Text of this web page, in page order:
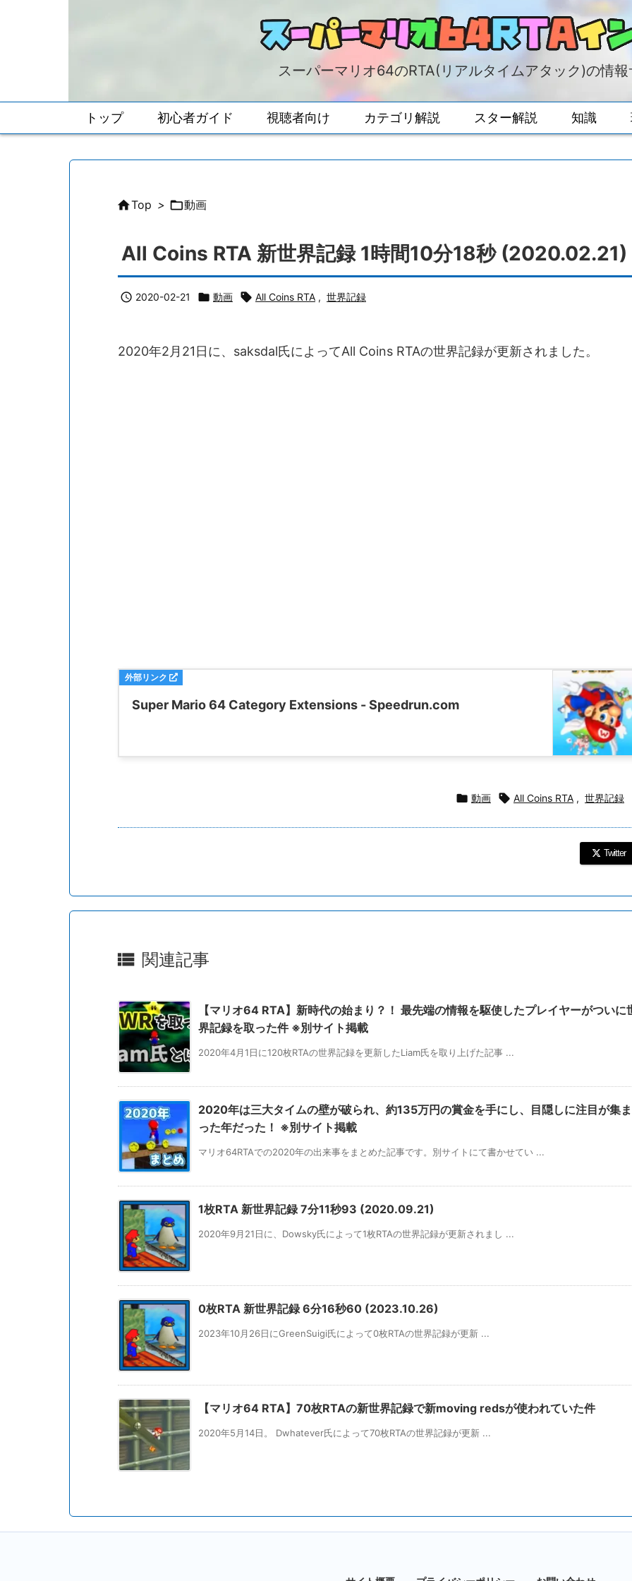
スーパーマリオ64のRTA(リアルタイムアタック)の情報
トップ 初心者ガイド 視聴者向け カテゴリ解説 スター解説 知識
Top > 動画
All Coins RTA 新世界記録 1時間10分18秒 (2020.02.21)
 2020-02-21  動画  All Coins RTA , 世界記録
2020年2月21日に、saksdal氏によってAll Coins RTAの世界記録が更新されました。
Super Mario 64 Category Extensions - Speedrun.com
 動画  All Coins RTA , 世界記録
Twitter
 関連記事
【マリオ64 RTA】新時代の始まり？！ 最先端の情報を駆使したプレイヤーがついに
界記録を取った件 ※別サイト掲載
2020年4月1日に120枚RTAの世界記録を更新したLiam氏を取り上げた記事 ...
2020年は三大タイムの壁が破られ、約135万円の賞金を手にし、目隠しに注目が集ま
った年だった！ ※別サイト掲載
マリオ64RTAでの2020年の出来事をまとめた記事です。別サイトにて書かせてい ...
1枚RTA 新世界記録 7分11秒93 (2020.09.21)
2020年9月21日に、Dowsky氏によって1枚RTAの世界記録が更新されまし ...
0枚RTA 新世界記録 6分16秒60 (2023.10.26)
2023年10月26日にGreenSuigi氏によって0枚RTAの世界記録が更新 ...
【マリオ64 RTA】70枚RTAの新世界記録で新moving redsが使われていた件
2020年5月14日。 Dwhatever氏によって70枚RTAの世界記録が更新 ...